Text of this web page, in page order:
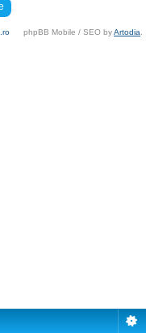
phpBB Mobile / SEO byArtodia